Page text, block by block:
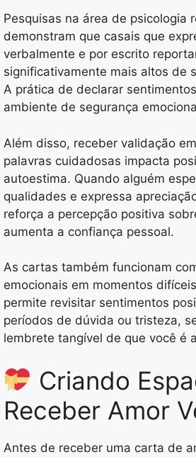
Pesquisas na área de psicologia
demonstram que casais que
verbalmente e por escrito
significativamente mais altos de
A prática de declarar
ambiente de segurança
Além disso, receber validação
palavras cuidadosas impacta
autoestima. Quando alguém
qualidades e expressa
reforça a percepção positiva
aumenta a confiança pessoal.
As cartas também funcionam
emocionais em momentos
permite revisitar sentimentos
períodos de dúvida ou tristeza,
lembrete tangível de que você é
Criando
Receber Amor
Antes de receber uma carta de